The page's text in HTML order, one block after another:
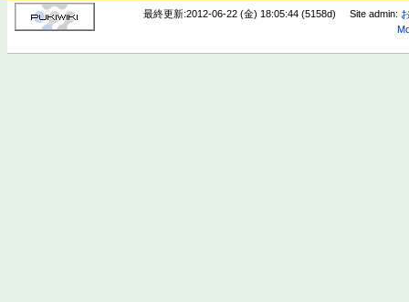
最終更新:2012-06-22 (金) 18:05:44 (5158d) Site admin: